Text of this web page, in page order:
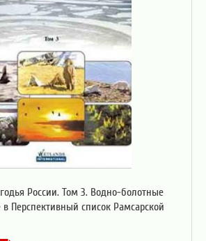
России. Том 3. Водно-болотные
Перспективный список Рамсарской